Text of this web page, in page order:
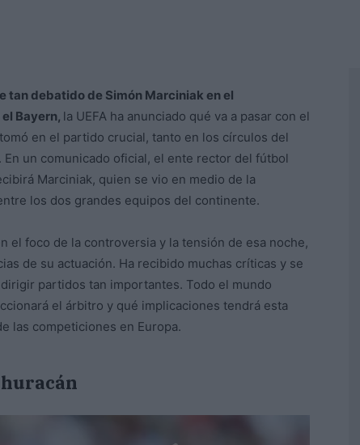
tan debatido de Simón Marciniak en el
el Bayern, la UEFA ha anunciado qué va a pasar con el
en el partido crucial, tanto en los círculos del
un comunicado oficial, el ente rector del fútbol
Marciniak, quien se vio en medio de la
los dos grandes equipos del continente.
el foco de la controversia y la tensión de esa noche,
de su actuación. Ha recibido muchas críticas y se
partidos tan importantes. Todo el mundo
el árbitro y qué implicaciones tendrá esta
las competiciones en Europa.